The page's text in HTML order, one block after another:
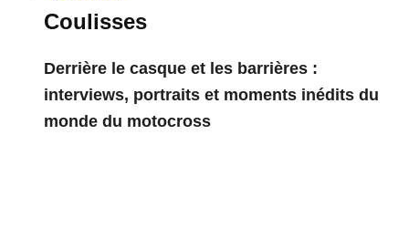
Coulisses
Derrière le casque et les barrières :
interviews, portraits et moments inédits du
monde du motocross